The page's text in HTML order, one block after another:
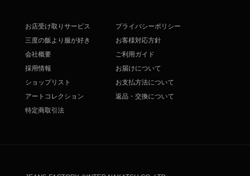
お店受け取りサービス
三度の飯より服が好き
会社概要
採用情報
ショップリスト
アートコレクション
特定商取引法
プライバシーポリシー
お客様対応方針
ご利用ガイド
お届けについて
お支払方法について
返品・交換について